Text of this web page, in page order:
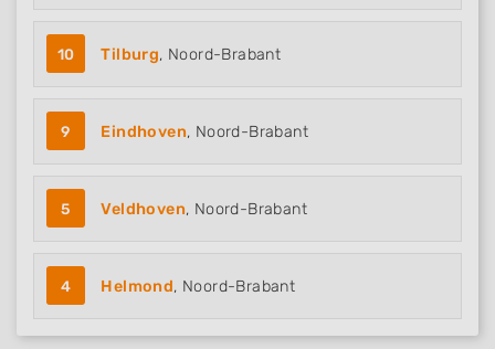
10 Tilburg, Noord-Brabant
9 Eindhoven, Noord-Brabant
5 Veldhoven, Noord-Brabant
4 Helmond, Noord-Brabant